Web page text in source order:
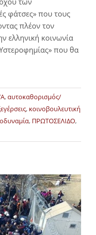
φάτσες» που τους
πλέον τον
ελληνική κοινωνία
που θα
,αυτοκαθορισμός/
, κοινοβουλευτική
, ΠΡΩΤΟΣΕΛΙΔΟ,